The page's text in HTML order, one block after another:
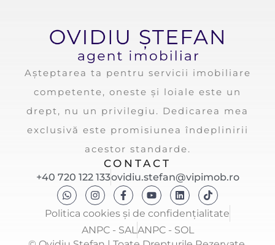
Așteptarea ta pentru servicii imobiliare
competente, oneste și loiale este un
drept, nu un privilegiu. Dedicarea mea
exclusivă este promisiunea îndeplinirii
acestor standarde.
CONTACT
+40 720 122 133ovidiu.stefan@vipimob.ro
Politica cookies și de confidențialitate
ANPC - SALANPC - SOL